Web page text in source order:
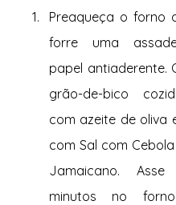
Preaqueça o forno
forre uma
papel antiaderente.
grão-de-bico
com azeite de oliva
com Sal com
Jamaicano.
minutos no